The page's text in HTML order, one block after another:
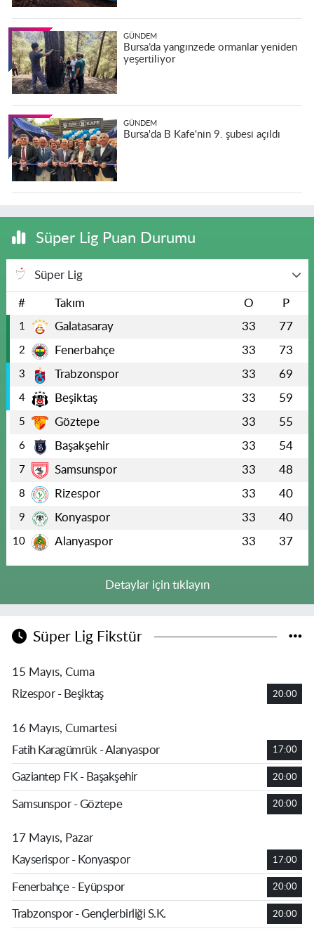
GÜNDEM
Bursa’da yangınzede ormanlar yeniden
yeşertiliyor
GÜNDEM
Bursa'da B Kafe'nin 9. şubesi açıldı
Süper Lig Puan Durumu
Süper Lig
# Takım O P
1 Galatasaray 33 77
2 Fenerbahçe 33 73
3 Trabzonspor 33 69
4 Beşiktaş 33 59
5 Göztepe 33 55
6 Başakşehir 33 54
7 Samsunspor 33 48
8 Rizespor 33 40
9 Konyaspor 33 40
10 Alanyaspor 33 37
Detaylar için tıklayın
Süper Lig Fikstür
15 Mayıs, Cuma
Rizespor - Beşiktaş
20:00
16 Mayıs, Cumartesi
Fatih Karagümrük - Alanyaspor
17:00
Gaziantep FK - Başakşehir 20:00
Samsunspor - Göztepe 20:00
17 Mayıs, Pazar
Kayserispor - Konyaspor
17:00
Fenerbahçe - Eyüpspor 20:00
Trabzonspor - Gençlerbirliği S.K. 20:00